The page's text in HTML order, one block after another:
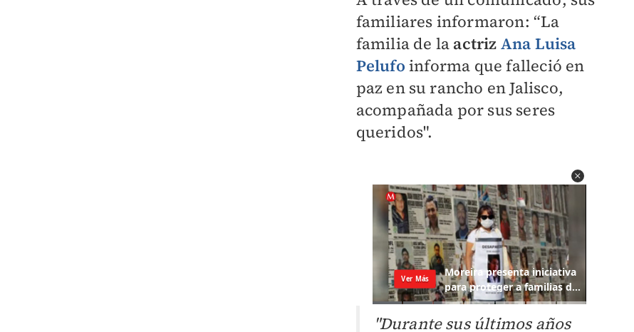
familiares informaron: “La
familia de la actriz Ana Luisa
Pelufo informa que falleció en
paz en su rancho en Jalisco,
acompañada por sus seres
queridos".
"Durante sus últimos años